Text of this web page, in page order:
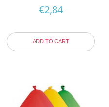
€2,84
ADD TO CART